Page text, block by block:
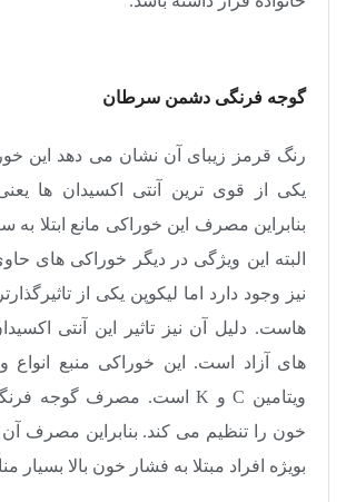
گوجه فرنگی دشمن سرطان
رنگ قرمز زیبای آن نشان می دهد این
یکی از قوی ترین آنتی اکسیدان ها
بنابراین مصرف این خوراکی مانع ابتلا
البته این ویژگی در دیگر خوراکی های
نیز وجود دارد اما لیکوپن یکی از
هاست. دلیل آن نیز تاثیر این آنتی
های آزاد است. این خوراکی منبع انواع
ویتامین C و K
است. مصرف گوجه
خون را تنظیم می کند. بنابراین مصرف آن
بویژه افراد مبتلا به فشار خون بالا